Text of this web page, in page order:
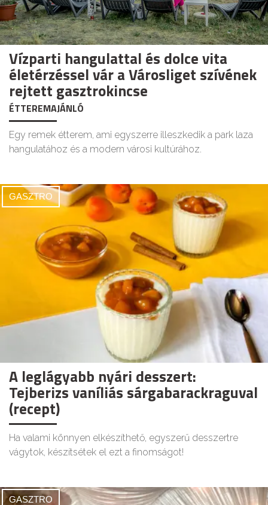
Vízparti hangulattal és dolce vita
életérzéssel vár a Városliget szívének
rejtett gasztrokincse
ÉTTEREMAJÁNLÓ
Egy remek étterem, ami egyszerre illeszkedik a park laza
hangulatához és a modern városi kultúrához.
GASZTRO
A leglágyabb nyári desszert:
Tejberizs vaníliás sárgabarackraguval
(recept)
Ha valami könnyen elkészíthető, egyszerű desszertre
vágytok, készítsétek el ezt a finomságot!
GASZTRO